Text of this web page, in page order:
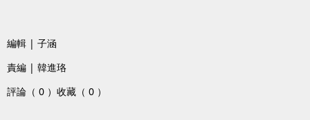
編輯 | 子涵
責編 | 韓進珞
評論（ 0 ） 收藏（ 0 ）